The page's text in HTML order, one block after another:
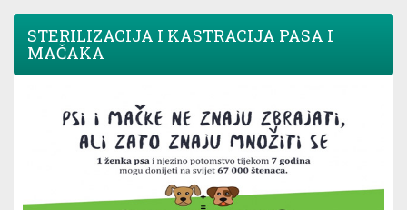
STERILIZACIJA I KASTRACIJA PASA I
MAČAKA